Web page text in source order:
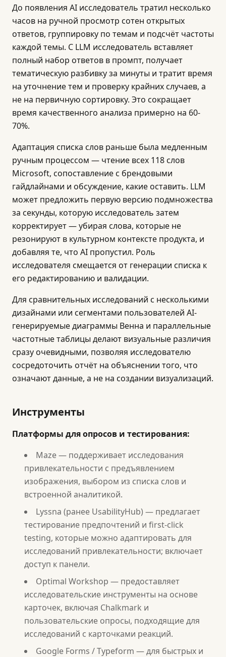
До появления AI исследователь тратил несколько
часов на ручной просмотр сотен открытых
ответов, группировку по темам и подсчёт частоты
каждой темы. С LLM исследователь вставляет
полный набор ответов в промпт, получает
тематическую разбивку за минуты и тратит время
на уточнение тем и проверку крайних случаев, а
не на первичную сортировку. Это сокращает
время качественного анализа примерно на 60-
70%.
Адаптация списка слов раньше была медленным
ручным процессом — чтение всех 118 слов
Microsoft, сопоставление с брендовыми
гайдлайнами и обсуждение, какие оставить. LLM
может предложить первую версию подмножества
за секунды, которую исследователь затем
корректирует — убирая слова, которые не
резонируют в культурном контексте продукта, и
добавляя те, что AI пропустил. Роль
исследователя смещается от генерации списка к
его редактированию и валидации.
Для сравнительных исследований с несколькими
дизайнами или сегментами пользователей AI-
генерируемые диаграммы Венна и параллельные
частотные таблицы делают визуальные различия
сразу очевидными, позволяя исследователю
сосредоточить отчёт на объяснении того, что
означают данные, а не на создании визуализаций.
Инструменты
Платформы для опросов и тестирования:
Maze — поддерживает исследования
привлекательности с предъявлением
изображения, выбором из списка слов и
встроенной аналитикой.
Lyssna (ранее UsabilityHub) — предлагает
тестирование предпочтений и first-click
testing, которые можно адаптировать для
исследований привлекательности; включает
доступ к панели.
Optimal Workshop — предоставляет
исследовательские инструменты на основе
карточек, включая Chalkmark и
пользовательские опросы, подходящие для
исследований с карточками реакций.
Google Forms / Typeform — для быстрых и